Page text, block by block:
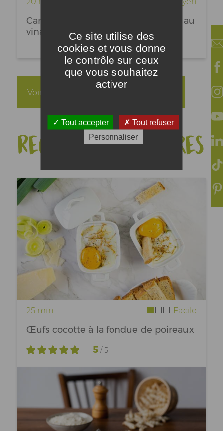
Canard grillé et beurre d’échalotes au
vinaigre de framboise
Voir toutes les recettes de saison
Recettes populaires
25 min Facile
Œufs cocotte à la fondue de poireaux
5/ 5
Ce site utilise des
cookies et vous donne
le contrôle sur ceux
que vous souhaitez
activer
Tout accepter
Tout refuser
Personnaliser